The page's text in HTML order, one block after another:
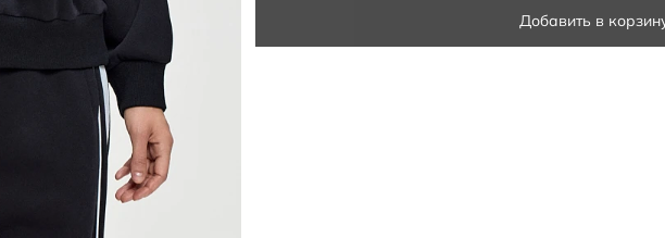
Добавить в